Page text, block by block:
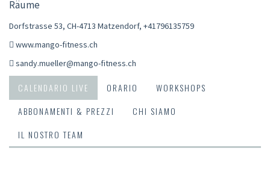
Räume
Dorfstrasse 53, CH-4713 Matzendorf, +41796135759
www.mango-fitness.ch
sandy.mueller@mango-fitness.ch
CALENDARIO LIVE ORARIO
WORKSHOPS
ABBONAMENTI & PREZZI
CHI SIAMO
IL NOSTRO TEAM